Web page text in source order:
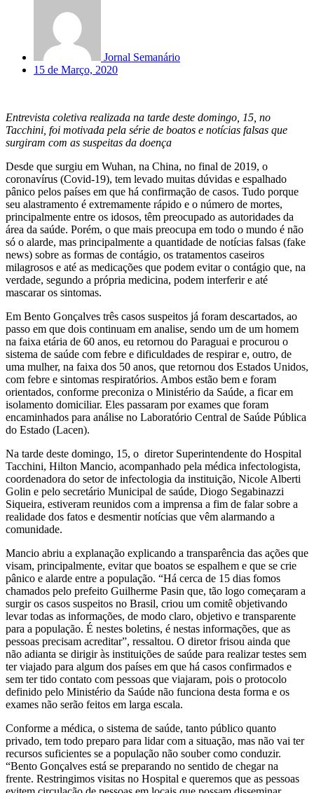
Jornal Semanário
15 de Março, 2020
Entrevista coletiva realizada na tarde deste domingo, 15, no
Tacchini, foi motivada pela série de boatos e notícias falsas que
surgiram com as suspeitas da doença
Desde que surgiu em Wuhan, na China, no final de 2019, o
coronavírus (Covid-19), tem levado muitas dúvidas e espalhado
pânico pelos países em que há confirmação de casos. Tudo porque
seu alastramento é extremamente rápido e o número de mortes,
principalmente entre os idosos, têm preocupado as autoridades da
área da saúde. Porém, o que mais preocupa em todo o mundo é não
só o alarde, mas principalmente a quantidade de notícias falsas (fake
news) sobre as formas de contágio, os tratamentos caseiros
milagrosos e até as medicações que podem evitar o contágio que, na
verdade, segundo a própria medicina, podem interferir e até
mascarar os sintomas.
Em Bento Gonçalves três casos suspeitos já foram descartados, ao
passo em que dois continuam em analise, sendo um de um homem
na faixa etária de 60 anos, eu retornou do Paraguai e procurou o
sistema de saúde com febre e dificuldades de respirar e, outro, de
uma mulher, na faixa dos 50 anos, que retornou dos Estados Unidos,
com febre e sintomas respiratórios. Ambos estão bem e foram
orientados, conforme preconiza o Ministério da Saúde, a ficar em
isolamento domiciliar. Eles passaram por exames que foram
encaminhados para análise no Laboratório Central de Saúde Pública
do Estado (Lacen).
Na tarde deste domingo, 15, o diretor Superintendente do Hospital
Tacchini, Hilton Mancio, acompanhado pela médica infectologista,
coordenadora do setor de infectologia da instituição, Nicole Alberti
Golin e pelo secretário Municipal de saúde, Diogo Segabinazzi
Siqueira, estiveram reunidos com a imprensa a fim de falar sobre a
realidade dos fatos e desmentir notícias que vêm alarmando a
comunidade.
Mancio abriu a explanação explicando a transparência das ações que
visam, principalmente, evitar que boatos se espalhem e que se crie
pânico e alarde entre a população. “Há cerca de 15 dias fomos
chamados pelo prefeito Guilherme Pasin que, tão logo começaram a
surgir os casos suspeitos no Brasil, criou um comitê objetivando
levar todas as informações, de modo claro, objetivo e transparente
para a população. É nestes boletins, é nestas informações, que as
pessoas precisam acreditar”, ressaltou. O diretor frisou ainda que
não adianta se dirigir às instituições de saúde para realizar testes sem
ter viajado para algum dos países em que há casos confirmados e
sem ter tido contato com pessoas que viajaram, pois o protocolo
definido pelo Ministério da Saúde não funciona desta forma e os
exames não serão feitos em larga escala.
Conforme a médica, o sistema de saúde, tanto público quanto
privado, tem todo preparo para lidar com a situação, mas não vai ter
recursos suficientes se a população não souber como conduzir.
“Bento Gonçalves está se preparando no sentido de chegar na
frente. Restringimos visitas no Hospital e queremos que as pessoas